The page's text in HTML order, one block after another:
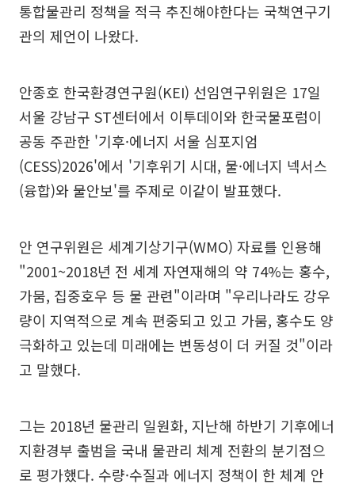
통합물관리 정책을 적극 추진해야한다는 국책연구기
관의 제언이 나왔다.
안종호 한국환경연구원(KEI) 선임연구위원은 17일
서울 강남구 ST센터에서 이투데이와 한국물포럼이
공동 주관한 '기후·에너지 서울 심포지엄
(CESS)2026'에서 '기후위기 시대, 물·에너지 넥서스
(융합)와 물안보'를 주제로 이같이 발표했다.
안 연구위원은 세계기상기구(WMO) 자료를 인용해
"2001~2018년 전 세계 자연재해의 약 74%는 홍수,
가뭄, 집중호우 등 물 관련"이라며 "우리나라도 강우
량이 지역적으로 계속 편중되고 있고 가뭄, 홍수도 양
극화하고 있는데 미래에는 변동성이 더 커질 것"이라
고 말했다.
그는 2018년 물관리 일원화, 지난해 하반기 기후에너
지환경부 출범을 국내 물관리 체계 전환의 분기점으
로 평가했다. 수량·수질과 에너지 정책이 한 체계 안